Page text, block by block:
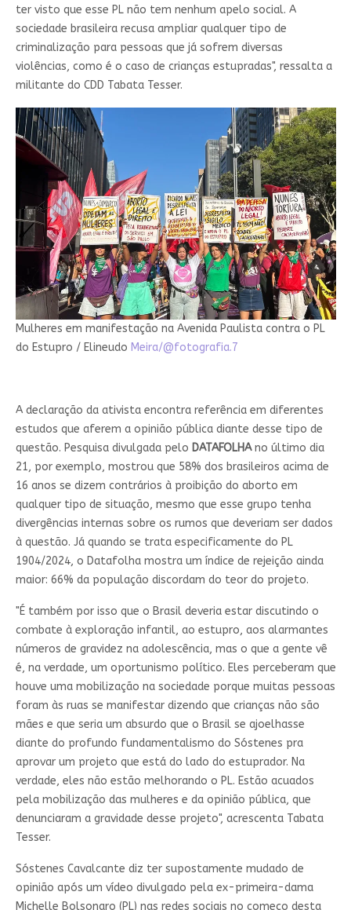
ter visto que esse PL não tem nenhum apelo social. A
sociedade brasileira recusa ampliar qualquer tipo de
criminalização para pessoas que já sofrem diversas
violências, como é o caso de crianças estupradas", ressalta a
militante do CDD Tabata Tesser.
Mulheres em manifestação na Avenida Paulista contra o PL
do Estupro / Elineudo Meira/@fotografia.7
A declaração da ativista encontra referência em diferentes
estudos que aferem a opinião pública diante desse tipo de
questão. Pesquisa divulgada pelo DATAFOLHAno último dia
21, por exemplo, mostrou que 58% dos brasileiros acima de
16 anos se dizem contrários à proibição do aborto em
qualquer tipo de situação, mesmo que esse grupo tenha
divergências internas sobre os rumos que deveriam ser dados
à questão. Já quando se trata especificamente do PL
1904/2024, o Datafolha mostra um índice de rejeição ainda
maior: 66% da população discordam do teor do projeto.
"É também por isso que o Brasil deveria estar discutindo o
combate à exploração infantil, ao estupro, aos alarmantes
números de gravidez na adolescência, mas o que a gente vê
é, na verdade, um oportunismo político. Eles perceberam que
houve uma mobilização na sociedade porque muitas pessoas
foram às ruas se manifestar dizendo que crianças não são
mães e que seria um absurdo que o Brasil se ajoelhasse
diante do profundo fundamentalismo do Sóstenes pra
aprovar um projeto que está do lado do estuprador. Na
verdade, eles não estão melhorando o PL. Estão acuados
pela mobilização das mulheres e da opinião pública, que
denunciaram a gravidade desse projeto", acrescenta Tabata
Tesser.
Sóstenes Cavalcante diz ter supostamente mudado de
opinião após um vídeo divulgado pela ex-primeira-dama
Michelle Bolsonaro (PL) nas redes sociais no começo desta